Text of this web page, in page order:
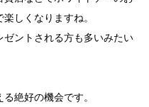
しくなりますね。
ントされる方も多いみたい
絶好の機会です。